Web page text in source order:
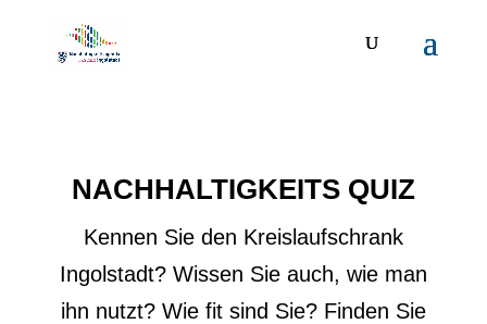
NACHHALTIGKEITS QUIZ
Kennen Sie den Kreislaufschrank
Ingolstadt? Wissen Sie auch, wie man
ihn nutzt? Wie fit sind Sie? Finden Sie